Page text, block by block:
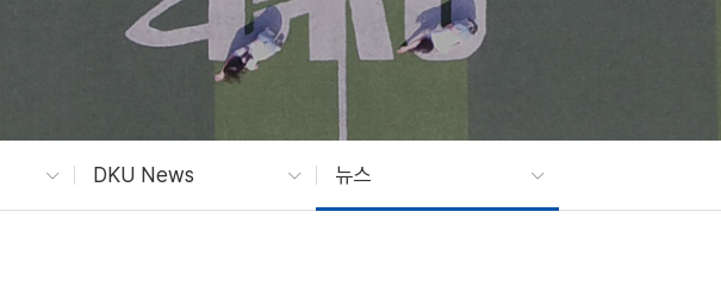
DKU News 뉴스